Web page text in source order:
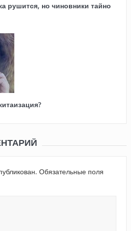
рушится, но чиновники тайно
Обязательные поля